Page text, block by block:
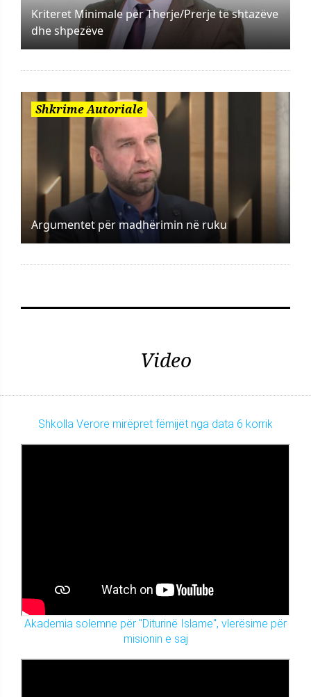
Kriteret Minimale për Therje/Prerje të shtazëve
dhe shpezëve
Shkrime Autoriale
Argumentet për madhërimin në ruku
Video
Shkolla Verore mirëpret fëmijët nga data 6 korrik
Akademia solemne për "Diturinë Islame", vlerësime për
misionin e saj